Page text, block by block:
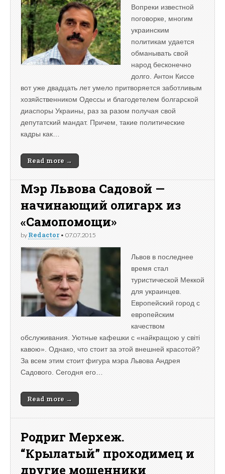
Вопреки известной
поговорке, многим
украинским
политикам удается
обманывать свой
народ бесконечно
долго. Антон Киссе
вот уже двадцать лет умело притворяется заботливым
хозяйственником Одессы и благодетелем болгарской
диаспоры Украины, раз за разом получая свой
депутатский мандат. Причем, такие политические
кадры как…
Read more →
Мэр Львова Садовой —
начинающий олигарх из
«Самопомощи»
by Redactor• 07.07.2015
Львов в последнее
время стал
туристической Меккой
для украинцев.
Европейский город с
европейским
качеством
обслуживания. Уютные кафешки с «найкращою у світі
кавою». Однако, что стоит за этой внешней красотой?
За всем этим стоит фигура мэра Львова Андрея
Садового. Сегодня его…
Read more →
Родриг Мерхеж.
“Крылатый” проходимец и
другие мошенники